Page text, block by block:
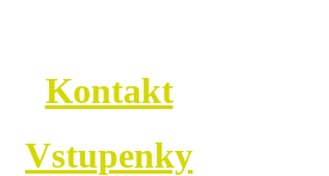
Kontakt
Vstupenky